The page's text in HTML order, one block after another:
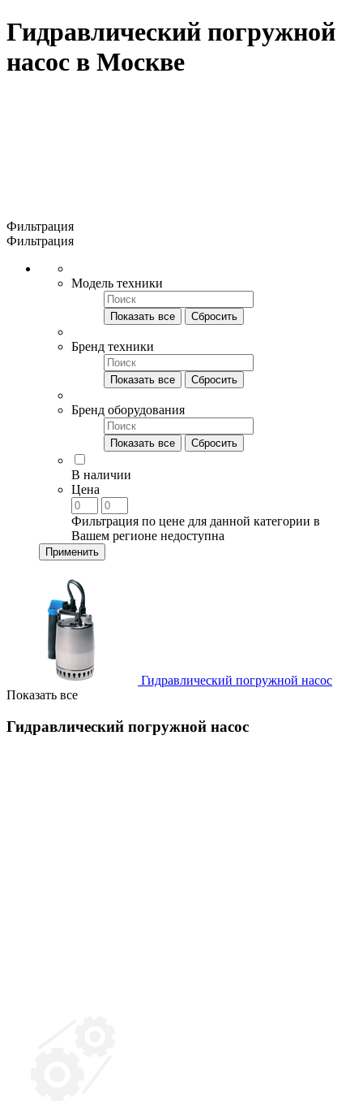
Гидравлический погружной
насос в Москве
Фильтрация
Фильтрация
Модель техники
Показать все Сбросить
Бренд техники
Показать все Сбросить
Бренд оборудования
Показать все Сбросить
В наличии
Цена
Фильтрация по цене для данной категории в
Вашем регионе недоступна
Применить
Гидравлический погружной насос
Показать все
Гидравлический погружной насос